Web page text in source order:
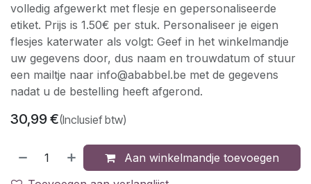
volledig afgewerkt met flesje en gepersonaliseerde
etiket. Prijs is 1.50€ per stuk. Personaliseer je eigen
flesjes katerwater als volgt: Geef in het winkelmandje
uw gegevens door, dus naam en trouwdatum of stuur
een mailtje naar info@ababbel.be met de gegevens
nadat u de bestelling heeft afgerond.
30,99€(Inclusief btw)
Aan winkelmandje toevoegen